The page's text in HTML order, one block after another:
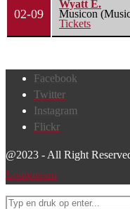
02-09
Wyatt E.
Musicon
Tickets
Facebook
Twitter
Instagram
Flickr
@2023 - All Right
Lourenssen